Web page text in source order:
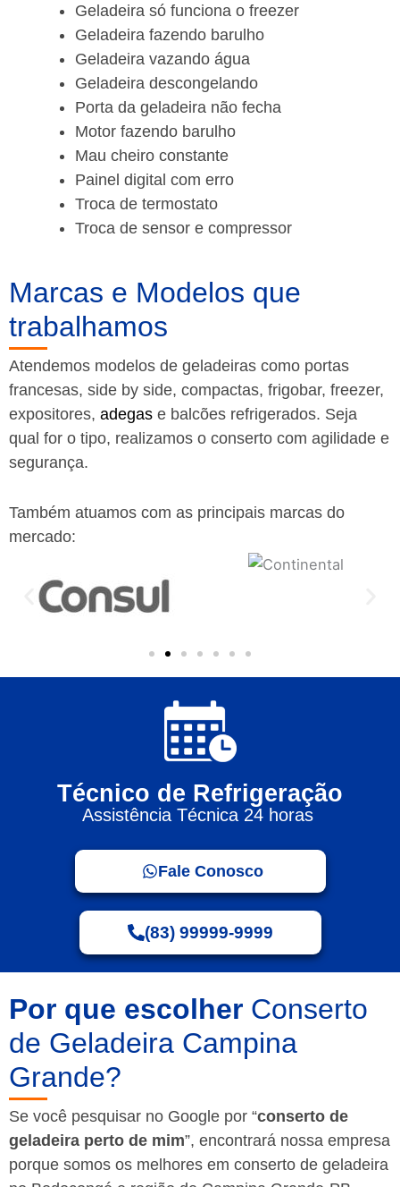
Geladeira só funciona o freezer
Geladeira fazendo barulho
Geladeira vazando água
Geladeira descongelando
Porta da geladeira não fecha
Motor fazendo barulho
Mau cheiro constante
Painel digital com erro
Troca de termostato
Troca de sensor e compressor
Marcas e Modelos que
trabalhamos
Atendemos modelos de geladeiras como portas
francesas, side by side, compactas, frigobar, freezer,
expositores, adegas e balcões refrigerados. Seja
qual for o tipo, realizamos o conserto com agilidade e
segurança.
Também atuamos com as principais marcas do
mercado:
Técnico de Refrigeração
Assistência Técnica 24 horas
Fale Conosco
(83) 99999-9999
Por que escolher Conserto
de Geladeira Campina
Grande?
Se você pesquisar no Google por “conserto de
geladeira perto de mim”, encontrará nossa empresa
porque somos os melhores em conserto de geladeira